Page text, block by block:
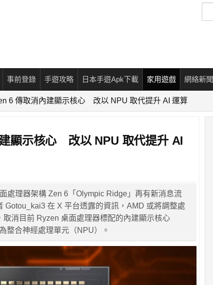
尋
事前登錄 手遊攻略 日本手遊Apk下載 家用遊戲 網絡新聞
6 傳取消內建顯示核心 改以 NPU 取代提升 AI 運算
顯示核心 改以 NPU 取代提升 AI
處理器架構 Zen 6「Olympic Ridge」再有新消息流
Gotou_kai3 在 X 平台透露的資訊，AMD 或將調整處
取消目前 Ryzen 桌面處理器標配的內建顯示核心
整合神經處理單元（NPU）。